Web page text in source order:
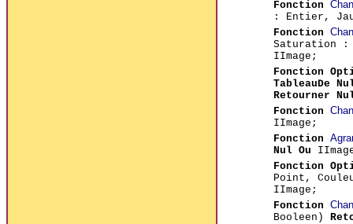
Fonction
: Entier,
Fonction
Saturation :
IImage;
Fonction
TableauDe
Retourner
Fonction
IImage;
Fonction
Nul Ou
Fonction
Point,
IImage;
Fonction
Booleen)